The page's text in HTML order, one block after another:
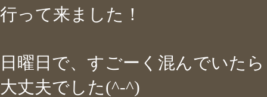
行って来ました！
日曜日で、すごーく混んでいた
大丈夫でした(^-^)